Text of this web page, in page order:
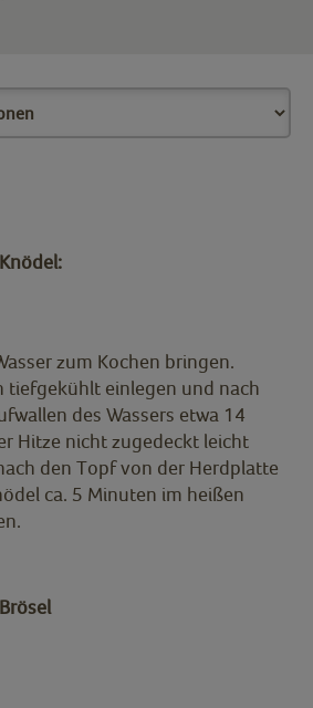
zum Kochen bringen.
tiefgekühlt einlegen und nach
des Wassers etwa 14
Hitze nicht zugedeckt leicht
den Topf von der Herdplatte
ca. 5 Minuten im heißen